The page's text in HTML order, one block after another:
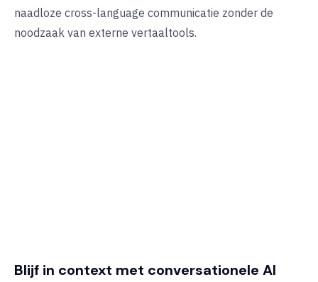
naadloze cross-language communicatie zonder de
noodzaak van externe vertaaltools.
Blijf in context met conversationele AI